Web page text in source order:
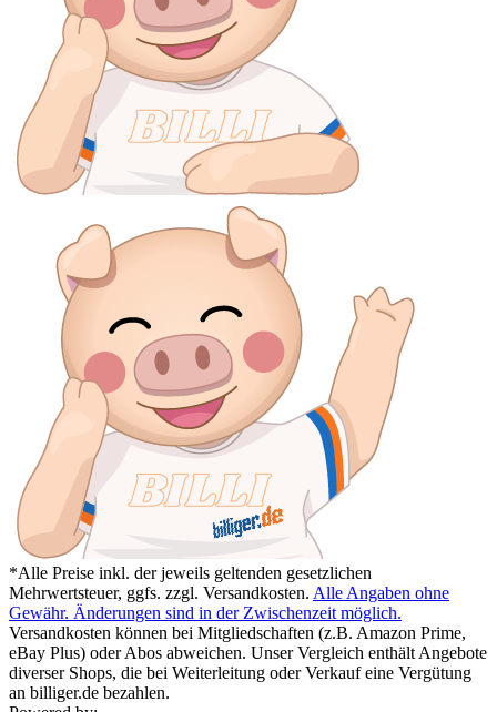
*Alle Preise inkl. der jeweils geltenden gesetzlichen
Mehrwertsteuer, ggfs. zzgl. Versandkosten. Alle Angaben ohne
Gewähr. Änderungen sind in der Zwischenzeit möglich.
Versandkosten können bei Mitgliedschaften (z.B. Amazon Prime,
eBay Plus) oder Abos abweichen. Unser Vergleich enthält Angebote
diverser Shops, die bei Weiterleitung oder Verkauf eine Vergütung
an billiger.de bezahlen.